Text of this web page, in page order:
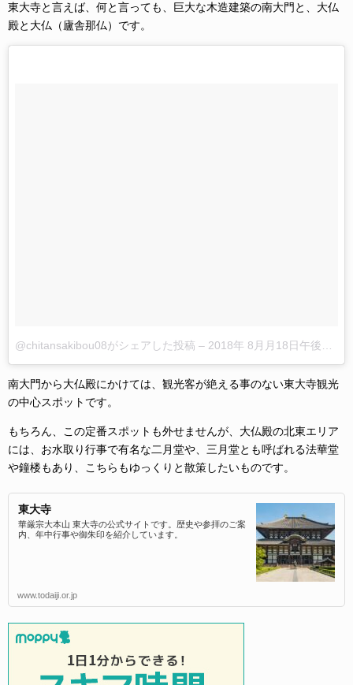
東大寺と言えば、何と言っても、巨大な木造建築の南大門と、大仏
殿と大仏（廬舎那仏）です。
@chitansakibou08がシェアした投稿 – 2018年 8月月18日午後5時35分PDT
南大門から大仏殿にかけては、観光客が絶える事のない東大寺観光
の中心スポットです。
もちろん、この定番スポットも外せませんが、大仏殿の北東エリア
には、お水取り行事で有名な二月堂や、三月堂とも呼ばれる法華堂
や鐘楼もあり、こちらもゆっくりと散策したいものです。
東大寺
華厳宗大本山 東大寺の公式サイトです。歴史や参拝のご案
内、年中行事や御朱印を紹介しています。
www.todaiji.or.jp